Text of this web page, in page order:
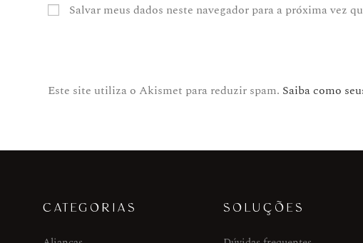
Salvar meus dados neste navegador para a próxima vez
Este site utiliza o Akismet para reduzir spam. Saiba como
CATEGORIAS SOLUÇÕES